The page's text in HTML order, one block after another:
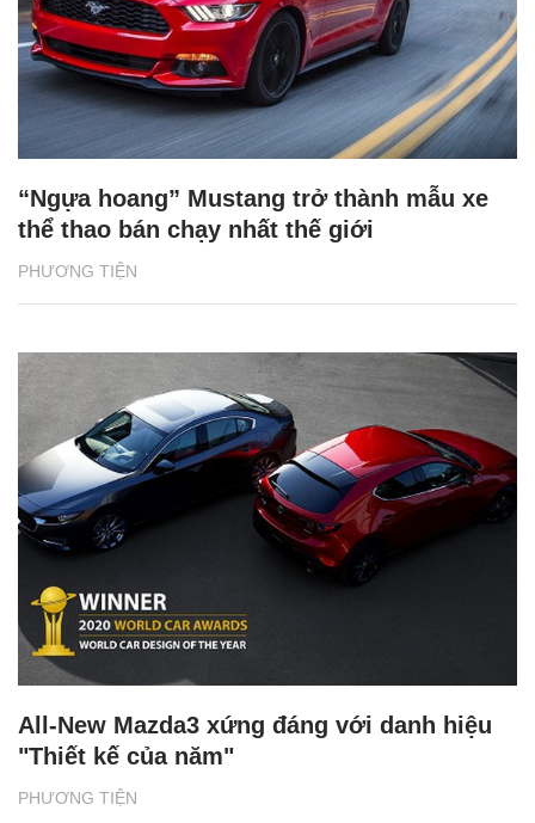
PHƯƠNG TIỆN
“Ngựa hoang” Mustang trở thành mẫu xe
thể thao bán chạy nhất thế giới
PHƯƠNG TIỆN
All-New Mazda3 xứng đáng với danh hiệu
"Thiết kế của năm"